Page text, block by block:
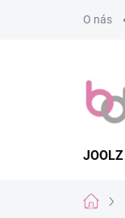
O nás
JOOLZ